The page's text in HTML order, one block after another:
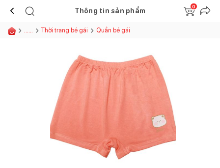
Thông tin sản phẩm
0
...... Thời trang bé gái Quần bé gái